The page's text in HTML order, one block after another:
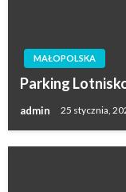
MAŁOPOLSKA
Parking
admin 25 stycznia,